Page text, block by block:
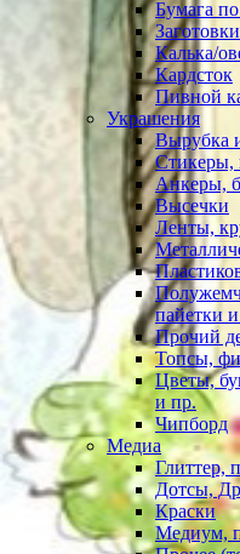
Бумага
Заготовки
Калька/
Кардсток
Пивной
Украшения
Вырубка
Стикеры,
Анкеры,
Высечки
Ленты,
пайетки
Прочий
Топсы,
Цветы,
и пр.
Чипборд
Медиа
Глиттер,
Дотсы,
Краски
Медиум,